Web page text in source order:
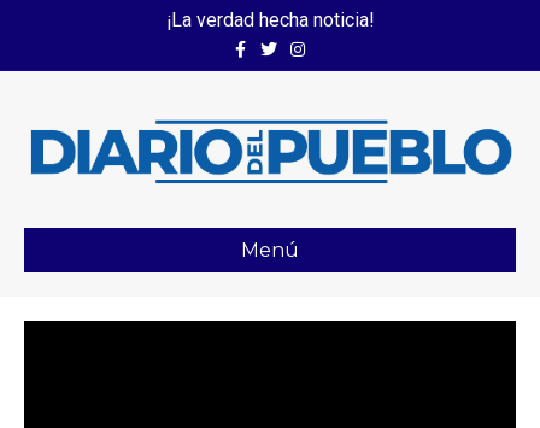
¡La verdad hecha noticia!
FacebookTwitterInstagram
Menú